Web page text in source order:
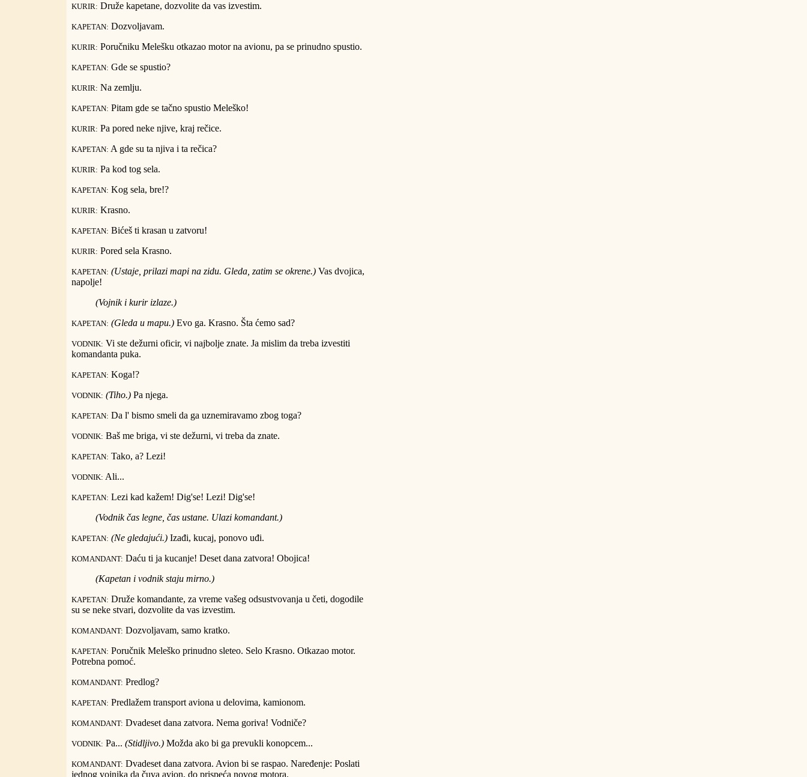
KURIR: Druže kapetane, dozvolite da vas izvestim.
KAPETAN: Dozvoljavam.
KURIR: Poručniku Melešku otkazao motor na avionu, pa se prinudno spustio.
KAPETAN: Gde se spustio?
KURIR: Na zemlju.
KAPETAN: Pitam gde se tačno spustio Meleško!
KURIR: Pa pored neke njive, kraj rečice.
KAPETAN: A gde su ta njiva i ta rečica?
KURIR: Pa kod tog sela.
KAPETAN: Kog sela, bre!?
KURIR: Krasno.
KAPETAN: Bićeš ti krasan u zatvoru!
KURIR: Pored sela Krasno.
KAPETAN: (Ustaje, prilazi mapi na zidu. Gleda, zatim se okrene.) Vas dvojica,
napolje!
(Vojnik i kurir izlaze.)
KAPETAN: (Gleda u mapu.) Evo ga. Krasno. Šta ćemo sad?
VODNIK: Vi ste dežurni oficir, vi najbolje znate. Ja mislim da treba izvestiti
komandanta puka.
KAPETAN: Koga!?
VODNIK: (Tiho.) Pa njega.
KAPETAN: Da l' bismo smeli da ga uznemiravamo zbog toga?
VODNIK: Baš me briga, vi ste dežurni, vi treba da znate.
KAPETAN: Tako, a? Lezi!
VODNIK: Ali...
KAPETAN: Lezi kad kažem! Dig'se! Lezi! Dig'se!
(Vodnik čas legne, čas ustane. Ulazi komandant.)
KAPETAN: (Ne gledajući.) Izađi, kucaj, ponovo uđi.
KOMANDANT: Daću ti ja kucanje! Deset dana zatvora! Obojica!
(Kapetan i vodnik staju mirno.)
KAPETAN: Druže komandante, za vreme vašeg odsustvovanja u četi, dogodile
su se neke stvari, dozvolite da vas izvestim.
KOMANDANT: Dozvoljavam, samo kratko.
KAPETAN: Poručnik Meleško prinudno sleteo. Selo Krasno. Otkazao motor.
Potrebna pomoć.
KOMANDANT: Predlog?
KAPETAN: Predlažem transport aviona u delovima, kamionom.
KOMANDANT: Dvadeset dana zatvora. Nema goriva! Vodniče?
VODNIK: Pa... (Stidljivo.) Možda ako bi ga prevukli konopcem...
KOMANDANT: Dvadeset dana zatvora. Avion bi se raspao. Naređenje: Poslati
jednog vojnika da čuva avion, do prispeća novog motora.